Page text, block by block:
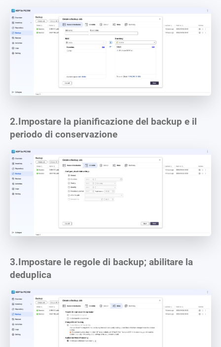
2.Impostare la pianificazione del backup e il
periodo di conservazione
3. Impostare le regole di backup; abilitare la
deduplica